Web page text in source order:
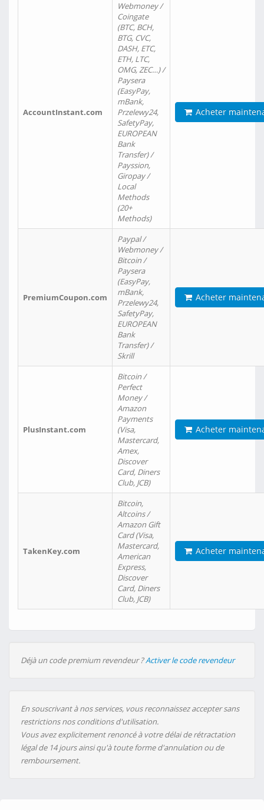
AccountInstant.com
Webmoney /
Coingate
(BTC, BCH,
BTG, CVC,
DASH, ETC,
ETH, LTC,
OMG, ZEC…) /
Paysera
(EasyPay,
mBank,
Przelewy24,
SafetyPay,
EUROPEAN
Bank
Transfer) /
Payssion,
Giropay /
Local
Methods
(20+
Methods)
Acheter
PremiumCoupon.com
Paypal /
Webmoney /
Bitcoin /
Paysera
(EasyPay,
mBank,
Przelewy24,
SafetyPay,
EUROPEAN
Bank
Transfer) /
Skrill
Acheter
PlusInstant.com
Bitcoin /
Perfect
Money /
Amazon
Payments
(Visa,
Mastercard,
Amex,
Discover
Card, Diners
Club, JCB)
Acheter
TakenKey.com
Bitcoin,
Altcoins /
Amazon Gift
Card (Visa,
Mastercard,
American
Express,
Discover
Card, Diners
Club, JCB)
Acheter
Déjà un code premium revendeur ?Activer le code revendeur
En souscrivant à nos services, vous reconnaissez accepter sans
restrictions nos conditions d'utilisation.
Vous avez explicitement renoncé à votre délai de rétractation
légal de 14 jours ainsi qu'à toute forme d'annulation ou de
remboursement.